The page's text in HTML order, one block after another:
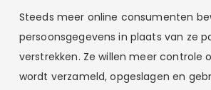
Steeds meer online consumenten
persoonsgegevens in plaats van ze
verstrekken. Ze willen meer controle
wordt verzameld, opgeslagen en